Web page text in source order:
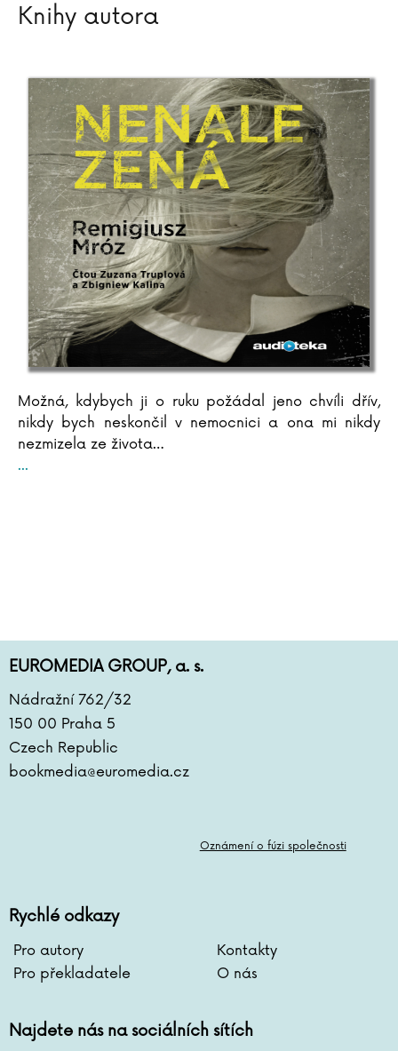
Wojciech Mikoluszko
Ivana Milbachová
Madeline Millerová
Dan Millman
Daniel Miňovský
Dror Mišani
Matthew Mockridge
Charles Moore
Julian Mosedale
Remigiusz Mroz
Dhan Gopal Mukerji
Knihy autora
Možná, kdybych ji o ruku požádal jeno chvíli dřív,
nikdy bych neskončil v nemocnici a ona mi nikdy
nezmizela ze života…
...
EUROMEDIA GROUP, a. s.
Nádražní 762/32
150 00 Praha 5
Czech Republic
bookmedia@euromedia.cz
Oznámení o fúzi společnosti
Rychlé odkazy
Pro autory
Kontakty
Pro překladatele
O nás
Najdete nás na sociálních sítích